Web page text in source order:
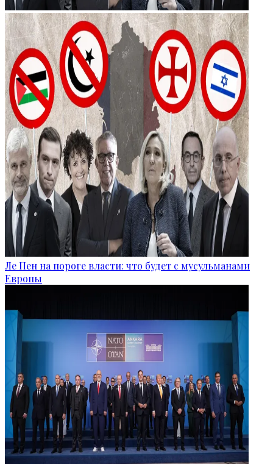
Ле Пен на пороге власти: что будет с мусульманами
Европы